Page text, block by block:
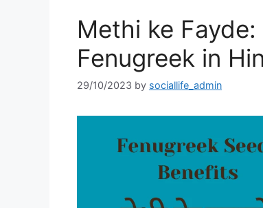
k
n
Methi ke
Fenugreek in
29/10/2023 by sociallife_admin